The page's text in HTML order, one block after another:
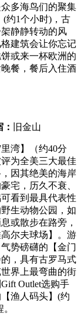
多海鸟们的聚集
(约1个小时)，古
静静转动的风
建筑会让你忘记
或来一杯欧洲的
餐，餐后入住酒
旧金山
湾】（约40分
为全美三大最佳
因其绝美的海岸
宅，历久不衰、
看到最具代表性
生动物公园，如
或散步在路旁，
尔夫球场】。游
势磅礴的【金门
，具有古罗马式
界上最弯曲的街
Outlet选购手
渔人码头】(约